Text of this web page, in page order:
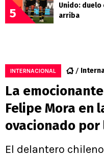
5
Unido: duelo
arriba
INTERNACIONAL
La
Felipe Mora en
ovacionado por
El delantero